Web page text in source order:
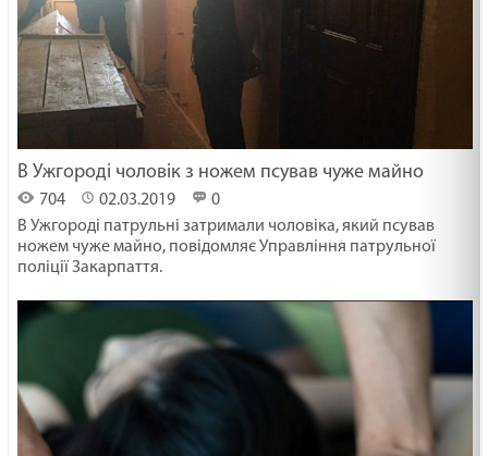
В Ужгороді чоловік з ножем псував чуже майно
704 02.03.2019
0
В Ужгороді патрульні затримали чоловіка, який псував
ножем чуже майно, повідомляє Управління патрульної
поліції Закарпаття.